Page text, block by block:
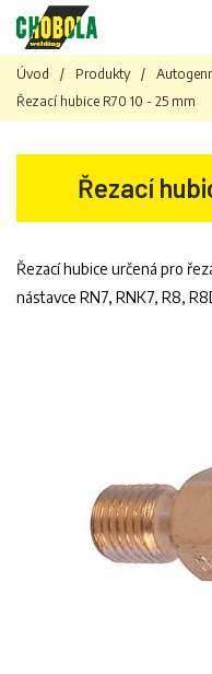
Úvod / Produkty /
Řezací hubice R70 10 - 25 mm
Řezací
Řezací hubice určená pro
nástavce RN7, RNK7, R8,